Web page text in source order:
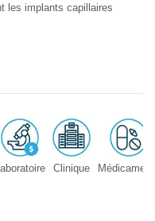
les implants capillaires
Clinique